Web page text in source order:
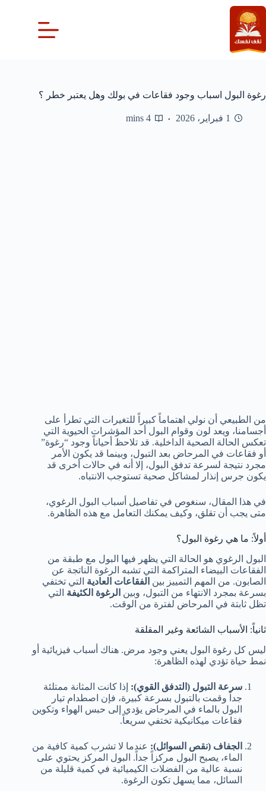
التجاوز
إلى
المحتوى
رغوة البول اسباب وجود فقاعات في بولك وهل يعتبر خطر ؟
1 فبراير، 2026 4 mins
من الطبيعي أن نولي اهتماماً كبيراً للتغيرات التي تطرأ على
أجسامنا، ويعد لون وقوام البول أحد المؤشرات الحيوية التي
تعكس الحالة الصحية الداخلية. قد تلاحظ أحياناً وجود “رغوة”
أو فقاعات في المرحاض بعد التبول، وبينما قد يكون الأمر
مجرد نتيجة لسرعة تدفق البول، إلا أنه في حالات أخرى قد
يكون جرس إنذار لمشاكل صحية تستوجب الانتباه.
في هذا المقال، سنغوص في تفاصيل أسباب البول الرغوي،
متى يجب أن تقلق، وكيف يمكنك التعامل مع هذه الظاهرة.
أولاً: ما هي رغوة البول؟
البول الرغوي هو الحالة التي يظهر فيها البول مع طبقة من
الفقاعات البيضاء المتراكمة التي تشبه الرغوة الناتجة عن
الصابون. من المهم التمييز بين الفقاعات العادية التي تختفي
بسرعة بمجرد الانتهاء من التبول، وبين الرغوة الكثيفة التي
تظل ثابتة في المرحاض لفترة من الوقت.
ثانياً: الأسباب الشائعة وغير المقلقة
ليس كل رغوة البول يعني وجود مرض. هناك أسباب فيزيائية أو
نمط حياة تؤدي لهذه الظاهرة:
سرعة التبول (التدفق القوي): إذا كانت المثانة ممتلئة
جداً وقمت بالتبول بسرعة كبيرة، فإن اصطدام تيار
البول بالماء في المرحاض يؤدي إلى حبس الهواء وتكوين
فقاعات ميكانيكية تختفي سريعاً.
الجفاف (نقص السوائل): عندما لا تشرب كمية كافية من
الماء، يصبح البول مركزاً جداً. البول المركز يحتوي على
نسبة عالية من الفضلات الكيميائية في كمية قليلة من
السائل، مما يسهل تكون الرغوة.